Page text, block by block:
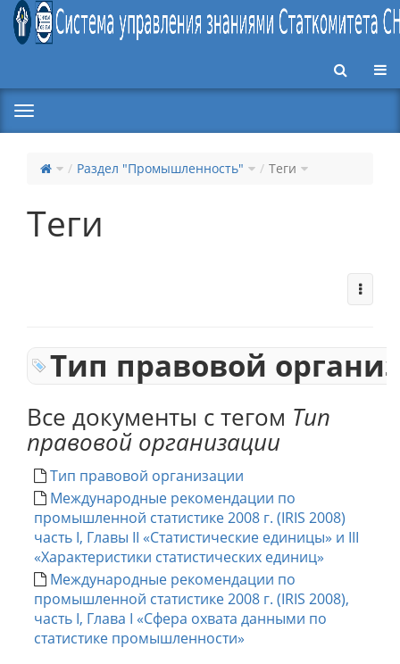
Раздел "Промышленность" Теги
Теги
Тип правовой
Все документы с тегом Тип
правовой организации
Тип правовой организации
Международные рекомендации по
промышленной статистике 2008 г. (IRIS 2008)
часть I, Главы II «Статистические единицы» и III
«Характеристики статистических единиц»
Международные рекомендации по
промышленной статистике 2008 г. (IRIS 2008),
часть I, Глава I «Сфера охвата данными по
статистике промышленности»